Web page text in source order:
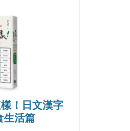
！日文漢字
活篇